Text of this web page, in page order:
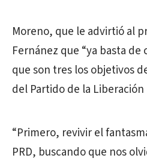
Moreno, que le advirtió al
Fernánez que “ya basta
que son tres los objetivos
del Partido de la
“Primero, revivir el
PRD, buscando que nos